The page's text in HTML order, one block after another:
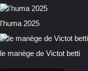
l'huma 2025
le manège de Victot betti